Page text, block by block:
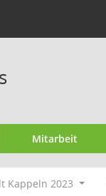
Mitarbeit
Kappeln 2023